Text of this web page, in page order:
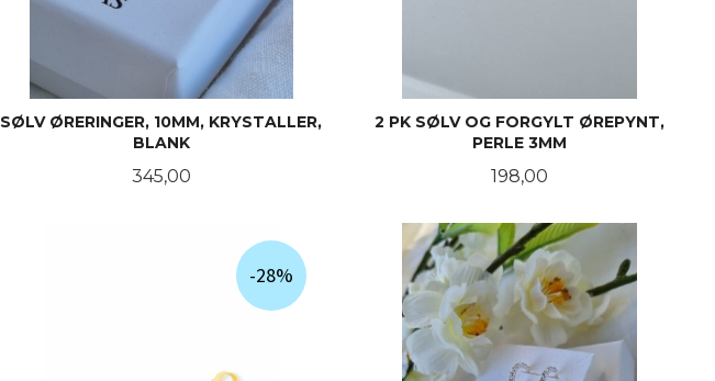
SØLV ØRERINGER, 10MM, KRYSTALLER,
BLANK
Pris
345,00
2 PK SØLV OG FORGYLT ØREPYNT,
PERLE 3MM
Pris
198,00
KJØP
-28%